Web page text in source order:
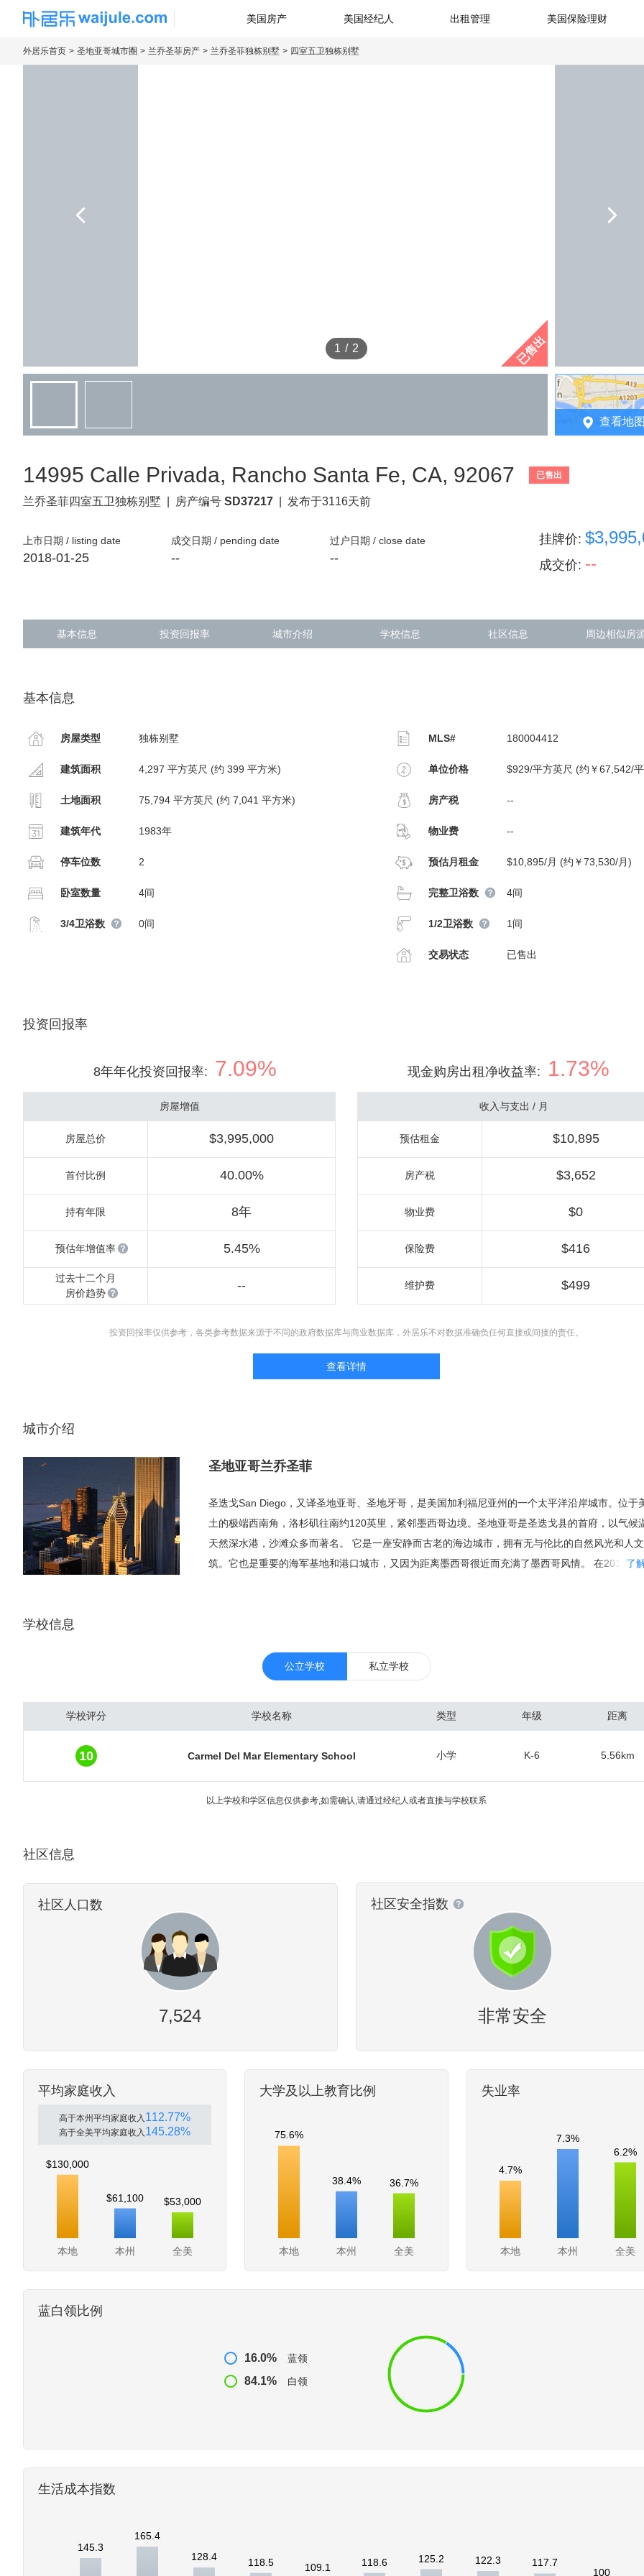
海外房产信息平台
美国房产 美国经纪人 出租管理 美国保险理财
外居乐首页 圣地亚哥城市圈 兰乔圣菲房产 兰乔圣菲独栋别墅 四室五卫独栋别墅
1 / 2 已售出
查看地
14995 Calle Privada, Rancho Santa Fe, CA, 92067 已售出
兰乔圣菲四室五卫独栋别墅 房产编号 SD37217 发布于3116天前
上市日期 / listing date
2018-01-25
成交日期 / pending date
--
过户日期 / close date
--
挂牌价:
成交价: --
基本信息 投资回报率 城市介绍 学校信息 社区信息 周边相似房
基本信息
房屋类型 独栋别墅
建筑面积 4,297 平方英尺 (约 399 平方米)
土地面积 75,794 平方英尺 (约 7,041 平方米)
建筑年代 1983年
停车位数 2
卧室数量 4间
3/4卫浴数 0间
MLS# 180004412
单位价格 $929/平方英尺 (约￥67,542/
房产税 --
物业费 --
预估月租金 $10,895/月 (约￥73,530/月)
完整卫浴数 4间
1/2卫浴数 1间
交易状态 已售出
投资回报率
8年年化投资回报率: 7.09% 现金购房出租净收益率: 1.73%
房屋增值
房屋总价 $3,995,000
首付比例 40.00%
持有年限 8年
预估年增值率 5.45%
过去十二个月
房价趋势
--
收入与支出 / 月
预估租金 $10,895
房产税 $3,652
物业费 $0
保险费 $416
维护费 $499
投资回报率仅供参考，各类参考数据来源于不同的政府数据库与商业数据库，外居乐不对数据准确负任何直接或间接的责任。
查看详情
城市介绍
圣地亚哥兰乔圣菲
圣迭戈San Diego，又译圣地亚哥、圣地牙哥，是美国加利福尼亚州的一个太平洋沿岸城市。位于
土的极端西南角，洛杉矶往南约120英里，紧邻墨西哥边境。圣地亚哥是圣迭戈县的首府，以气候
天然深水港，沙滩众多而著名。 它是一座安静而古老的海边城市，拥有无与伦比的自然风光和人
筑。它也是重要的海军基地和港口城市，又因为距离墨西哥很近而充满了墨西哥风情。 在2015年
市政府雇员约占职工总数的1/4,其中大多数在军事基地工作。导弹和飞机制造两大工业部门，拥有
工总数的1/4,在城市经济中占重要地位。电子和造船工业发展迅速，已具相当规模。圣迭戈通信工
达，CDMA的创始者通信巨头高通公司总部位于此。另外，第二大CDMA芯片厂商VIA的研发中心
此。圣地亚哥的生物制药工业也很发达。由于加州大学圣地亚哥分校 (UCSD)及其附属的UCSD医
科，1981年与墨西哥边界城市蒂华纳间建成长约26公里的电车线。港口年吞吐量约 200万吨。市
北湾畔有林德堡国际机场。终年阳光充足，气候温和宜人，为美国西海岸主要旅游、疗养地。多豪
社和游乐场所，如以展出动物品种繁多名闻世界的圣迭戈动物园和集美术馆、博物馆、剧场、花园
了
学校信息
公立学校 私立学校
学校评分 学校名称 类型 年级 距离
10 Carmel Del Mar Elementary School 小学 K-6 5.56km
以上学校和学区信息仅供参考,如需确认,请通过经纪人或者直接与学校联系
社区信息
社区人口数
7,524
社区安全指数
非常安全
平均家庭收入
高于本州平均家庭收入 112.77%
高于全美平均家庭收入 145.28%
本地 本州 全美
$130,000
$61,100 $53,000
大学及以上教育比例
本地 本州 全美
75.6%
38.4% 36.7%
失业率
本地 本州 全美
4.7%
7.3%
6.2%
蓝白领比例
16.0% 蓝领
84.1% 白领
生活成本指数
145.3
165.4
128.4
118.5 109.1 118.6 125.2 122.3
117.7
100